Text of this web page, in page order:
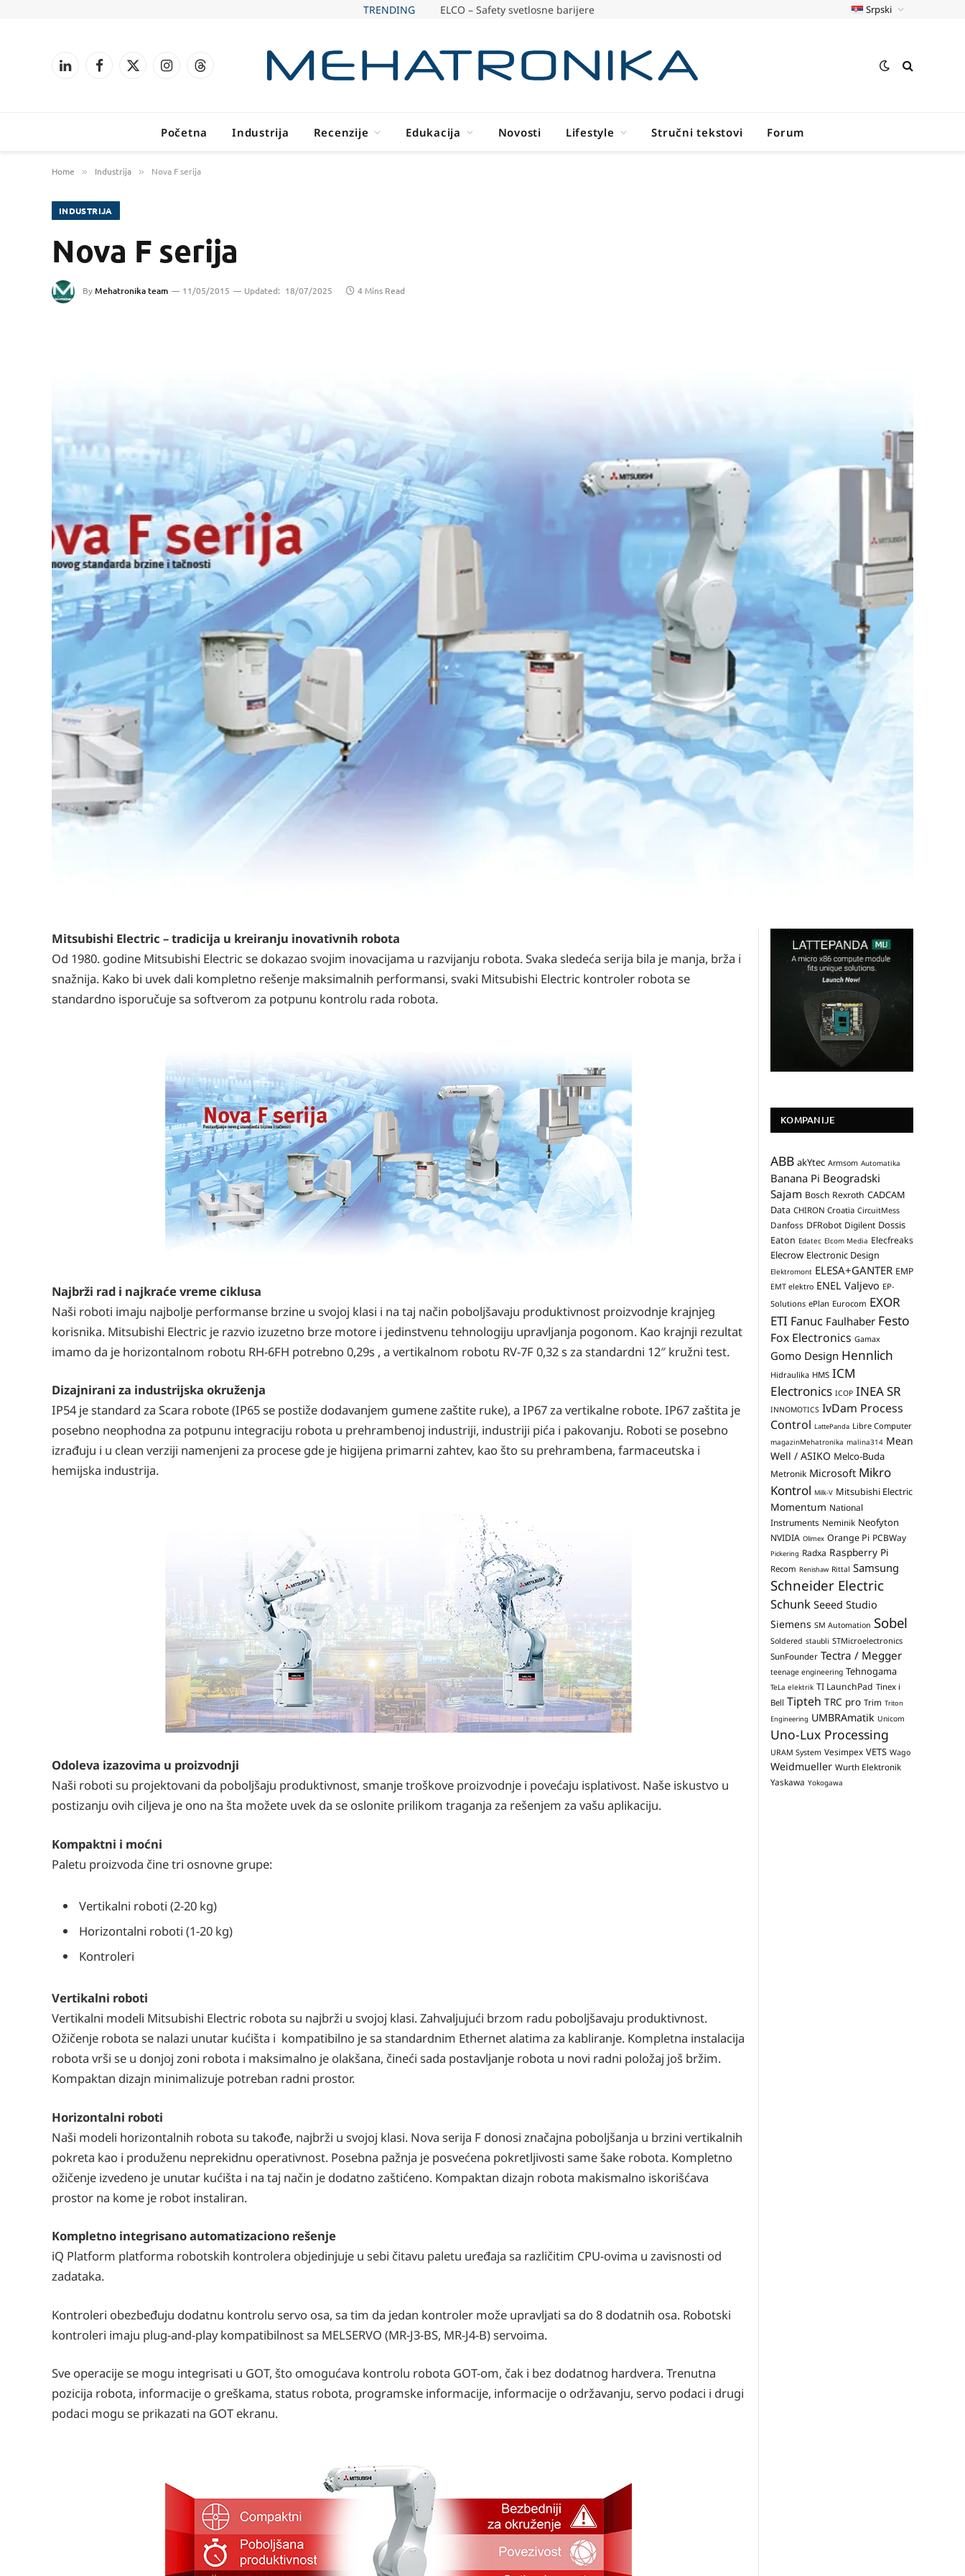
TRENDING ELCO – Safety svetlosne barijere Srpski
LinkedInFacebook
X
InstagramThreads
Početna Industrija Recenzije Edukacija Novosti Lifestyle Stručni tekstovi Forum
Home » Industrija » Nova F serija
INDUSTRIJA
Nova F serija
ByMehatronika team 11/05/2015 Updated: 18/07/2025 4 Mins Read
Mitsubishi Electric – tradicija u kreiranju inovativnih robota
Od 1980. godine Mitsubishi Electric se dokazao svojim inovacijama u razvijanju robota. Svaka sledeća serija bila je manja, brža i
snažnija. Kako bi uvek dali kompletno rešenje maksimalnih performansi, svaki Mitsubishi Electric kontroler robota se
standardno isporučuje sa softverom za potpunu kontrolu rada robota.
Najbrži rad i najkraće vreme ciklusa
Naši roboti imaju najbolje performanse brzine u svojoj klasi i na taj način poboljšavaju produktivnost proizvodnje krajnjeg
korisnika. Mitsubishi Electric je razvio izuzetno brze motore i jedinstvenu tehnologiju upravljanja pogonom. Kao krajnji rezultat
imamo da je horizontalnom robotu RH-6FH potrebno 0,29s , a vertikalnom robotu RV-7F 0,32 s za standardni 12″ kružni test.
Dizajnirani za industrijska okruženja
IP54 je standard za Scara robote (IP65 se postiže dodavanjem gumene zaštite ruke), a IP67 za vertikalne robote. IP67 zaštita je
posebno neophodna za potpunu integraciju robota u prehrambenoj industriji, industriji pića i pakovanju. Roboti se posebno
izrađuju i u clean verziji namenjeni za procese gde je higijena primarni zahtev, kao što su prehrambena, farmaceutska i
hemijska industrija.
Odoleva izazovima u proizvodnji
Naši roboti su projektovani da poboljšaju produktivnost, smanje troškove proizvodnje i povećaju isplativost. Naše iskustvo u
postizanju ovih ciljeva je ono na šta možete uvek da se oslonite prilikom traganja za rešenjem za vašu aplikaciju.
Kompaktni i moćni
Paletu proizvoda čine tri osnovne grupe:
Vertikalni roboti (2-20 kg)
Horizontalni roboti (1-20 kg)
Kontroleri
Vertikalni roboti
Vertikalni modeli Mitsubishi Electric robota su najbrži u svojoj klasi. Zahvaljujući brzom radu poboljšavaju produktivnost.
Ožičenje robota se nalazi unutar kućišta i kompatibilno je sa standardnim Ethernet alatima za kabliranje. Kompletna instalacija
robota vrši se u donjoj zoni robota i maksimalno je olakšana, čineći sada postavljanje robota u novi radni položaj još bržim.
Kompaktan dizajn minimalizuje potreban radni prostor.
Horizontalni roboti
Naši modeli horizontalnih robota su takođe, najbrži u svojoj klasi. Nova serija F donosi značajna poboljšanja u brzini vertikalnih
pokreta kao i produženu neprekidnu operativnost. Posebna pažnja je posvećena pokretljivosti same šake robota. Kompletno
ožičenje izvedeno je unutar kućišta i na taj način je dodatno zaštićeno. Kompaktan dizajn robota makismalno iskorišćava
prostor na kome je robot instaliran.
Kompletno integrisano automatizaciono rešenje
iQ Platform platforma robotskih kontrolera objedinjuje u sebi čitavu paletu uređaja sa različitim CPU-ovima u zavisnosti od
zadataka.
Kontroleri obezbeđuju dodatnu kontrolu servo osa, sa tim da jedan kontroler može upravljati sa do 8 dodatnih osa. Robotski
kontroleri imaju plug-and-play kompatibilnost sa MELSERVO (MR-J3-BS, MR-J4-B) servoima.
Sve operacije se mogu integrisati u GOT, što omogućava kontrolu robota GOT-om, čak i bez dodatnog hardvera. Trenutna
pozicija robota, informacije o greškama, status robota, programske informacije, informacije o održavanju, servo podaci i drugi
podaci mogu se prikazati na GOT ekranu.
KOMPANIJE
ABB akYtec Armsom Automatika
Banana Pi Beogradski
Sajam Bosch Rexroth CADCAM
Data CHIRON Croatia CircuitMess
Danfoss DFRobot Digilent Dossis
Eaton Edatec Elcom Media Elecfreaks
Elecrow Electronic Design
Elektromont ELESA+GANTER EMP
EMT elektro ENEL Valjevo EP-
Solutions ePlan Eurocom EXOR
ETI Fanuc Faulhaber Festo
Fox Electronics Gamax
Gomo Design Hennlich
Hidraulika HMS ICM
Electronics ICOP INEA SR
INNOMOTICS IvDam Process
Control LattePanda Libre Computer
magazinMehatronika malina314 Mean
Well / ASIKO Melco-Buda
Metronik Microsoft Mikro
Kontrol Milk-V Mitsubishi Electric
Momentum National
Instruments Neminik Neofyton
NVIDIA Olimex Orange Pi PCBWay
Pickering Radxa Raspberry Pi
Recom Renishaw Rittal Samsung
Schneider Electric
Schunk Seeed Studio
Siemens SM Automation Sobel
Soldered staubli STMicroelectronics
SunFounder Tectra / Megger
teenage engineering Tehnogama
TeLa elektrik TI LaunchPad Tinex i
Bell Tipteh TRC pro Trim Triton
Engineering UMBRAmatik Unicom
Uno-Lux Processing
URAM System Vesimpex VETS Wago
Weidmueller Wurth Elektronik
Yaskawa Yokogawa